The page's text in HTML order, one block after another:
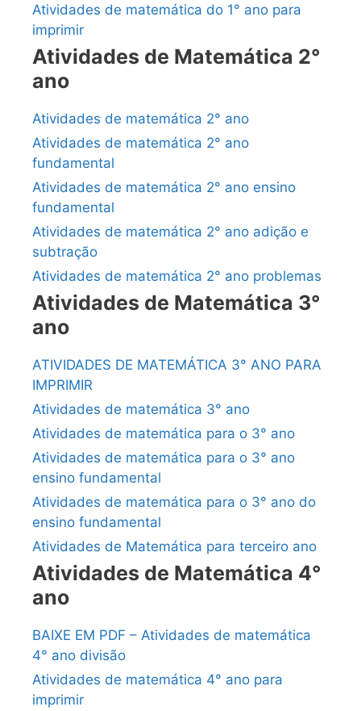
Atividades de matemática do 1° ano para
imprimir
Atividades de Matemática 2°
ano
Atividades de matemática 2° ano
Atividades de matemática 2° ano
fundamental
Atividades de matemática 2° ano ensino
fundamental
Atividades de matemática 2° ano adição e
subtração
Atividades de matemática 2° ano problemas
Atividades de Matemática 3°
ano
ATIVIDADES DE MATEMÁTICA 3° ANO PARA
IMPRIMIR
Atividades de matemática 3° ano
Atividades de matemática para o 3° ano
Atividades de matemática para o 3° ano
ensino fundamental
Atividades de matemática para o 3° ano do
ensino fundamental
Atividades de Matemática para terceiro ano
Atividades de Matemática 4°
ano
BAIXE EM PDF – Atividades de matemática
4° ano divisão
Atividades de matemática 4° ano para
imprimir